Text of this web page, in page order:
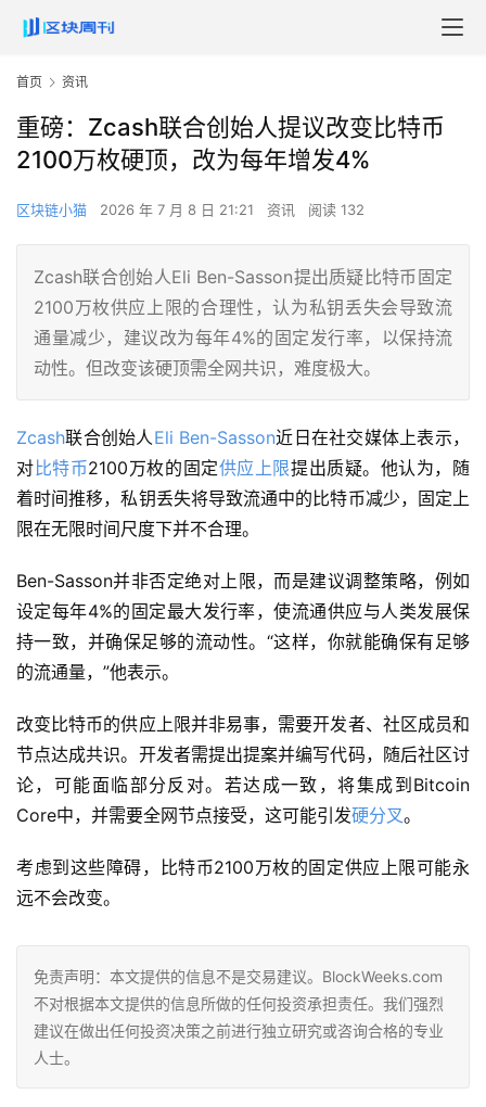
首页 资讯
重磅：Zcash联合创始人提议改变比特币
2100万枚硬顶，改为每年增发4%
区块链小猫 2026 年 7 月 8 日 21:21 资讯 阅读 132
Zcash联合创始人Eli Ben-Sasson提出质疑比特币固定
2100万枚供应上限的合理性，认为私钥丢失会导致流
通量减少，建议改为每年4%的固定发行率，以保持流
动性。但改变该硬顶需全网共识，难度极大。
Zcash联合创始人Eli Ben-Sasson近日在社交媒体上表示，
对 比特币2100万枚的固定供应上限提出质疑。他认为，随
着时间推移，私钥丢失将导致流通中的比特币减少，固定上
限在无限时间尺度下并不合理。
Ben-Sasson并非否定绝对上限，而是建议调整策略，例如
设定每年4%的固定最大发行率，使流通供应与人类发展保
持一致，并确保足够的流动性。“这样，你就能确保有足够
的流通量，”他表示。
改变比特币的供应上限并非易事，需要开发者、社区成员和
节点达成共识。开发者需提出提案并编写代码，随后社区讨
论，可能面临部分反对。若达成一致，将集成到Bitcoin
Core中，并需要全网节点接受，这可能引发硬分叉。
考虑到这些障碍，比特币2100万枚的固定供应上限可能永
远不会改变。
免责声明：本文提供的信息不是交易建议。BlockWeeks.com
不对根据本文提供的信息所做的任何投资承担责任。我们强烈
建议在做出任何投资决策之前进行独立研究或咨询合格的专业
人士。